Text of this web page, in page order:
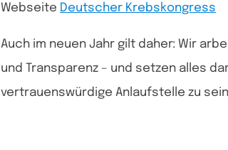
Webseite Deutscher Krebskongress
Auch im neuen Jahr gilt daher: Wir
und Transparenz – und setzen alles
vertrauenswürdige Anlaufstelle zu